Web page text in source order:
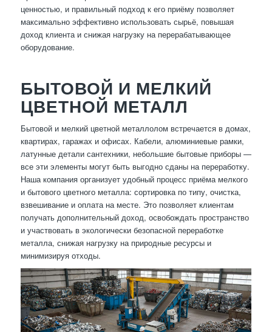
ценностью, и правильный подход к его приёму позволяет
максимально эффективно использовать сырьё, повышая
доход клиента и снижая нагрузку на перерабатывающее
оборудование.
БЫТОВОЙ И МЕЛКИЙ
ЦВЕТНОЙ МЕТАЛЛ
Бытовой и мелкий цветной металлолом встречается в домах,
квартирах, гаражах и офисах. Кабели, алюминиевые рамки,
латунные детали сантехники, небольшие бытовые приборы —
все эти элементы могут быть выгодно сданы на переработку.
Наша компания организует удобный процесс приёма мелкого
и бытового цветного металла: сортировка по типу, очистка,
взвешивание и оплата на месте. Это позволяет клиентам
получать дополнительный доход, освобождать пространство
и участвовать в экологически безопасной переработке
металла, снижая нагрузку на природные ресурсы и
минимизируя отходы.